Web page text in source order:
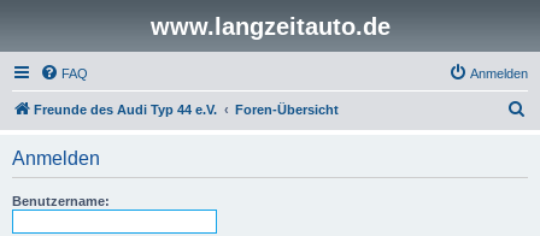
www.langzeitauto.de
FAQ Anmelden
Freunde des Audi Typ 44 e.V. Foren-Übersicht
Anmelden
Benutzername: